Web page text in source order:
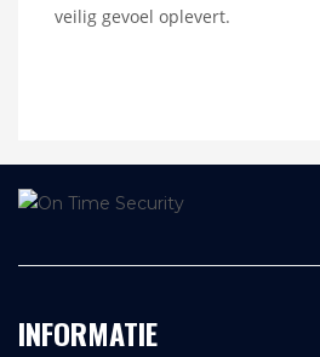
veilig gevoel oplevert.
INFORMATIE